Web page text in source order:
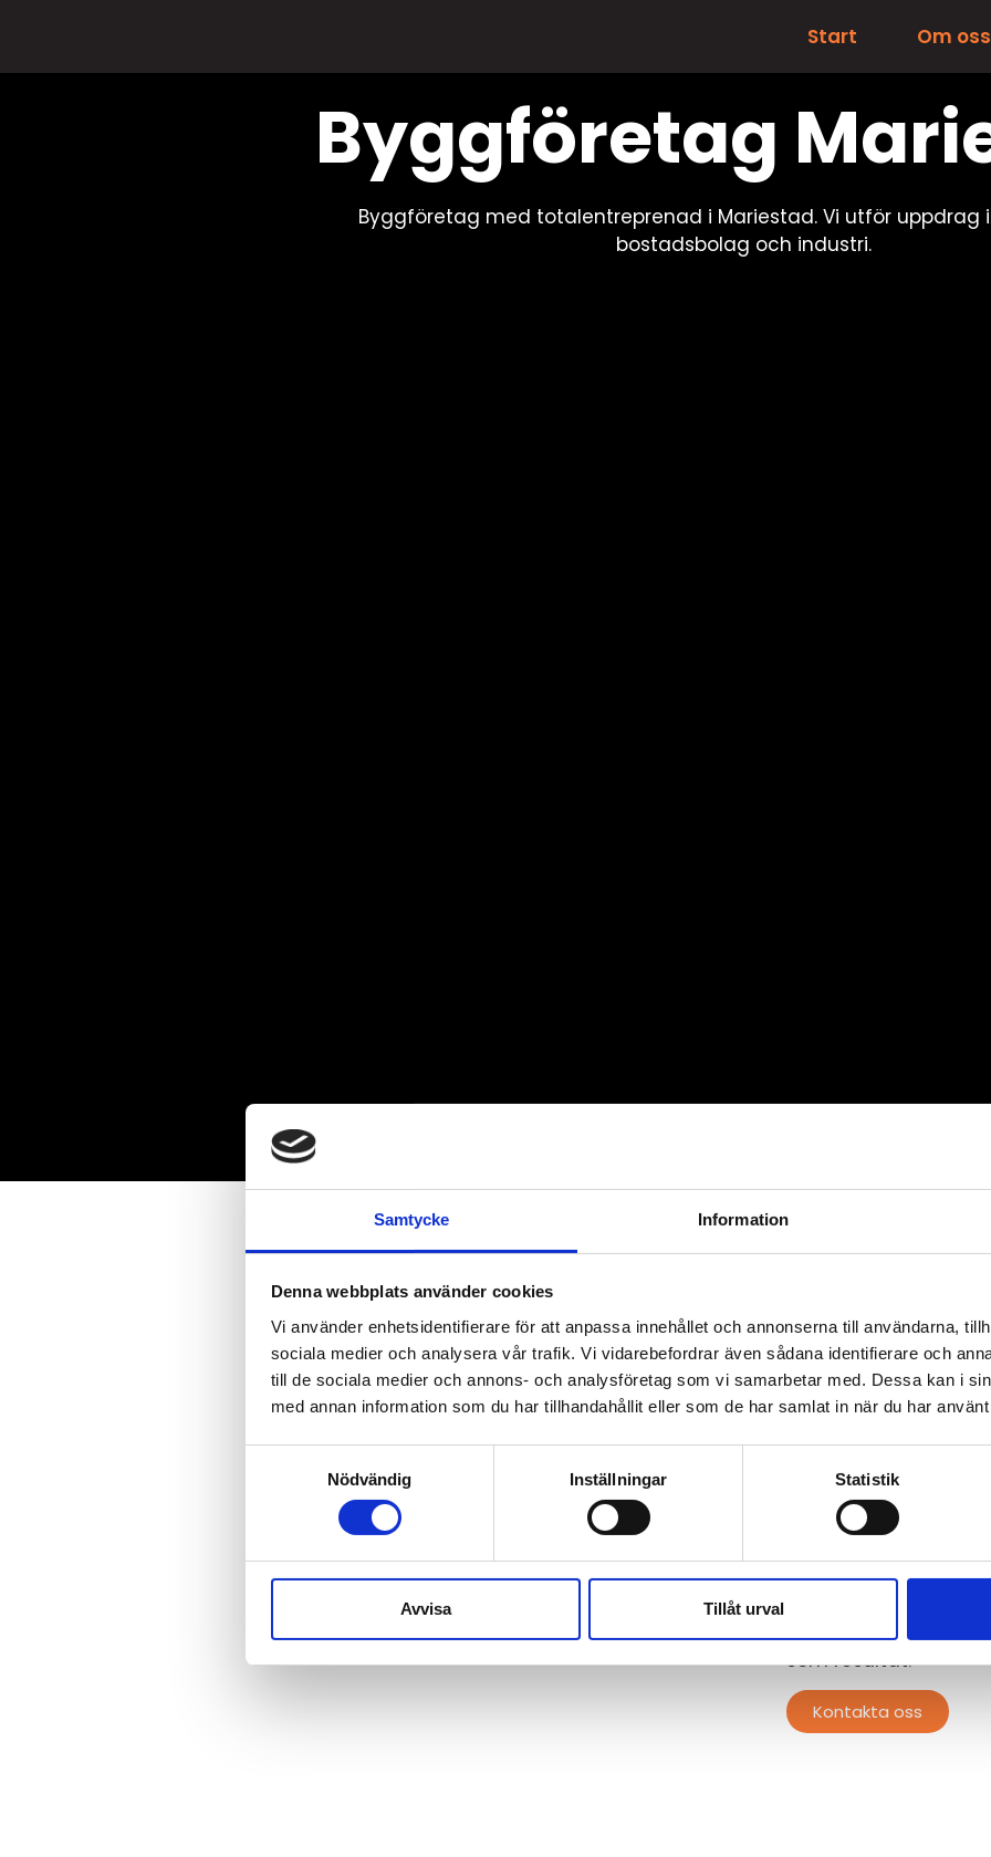
Samtycke Information
Denna webbplats använder cookies
Vi använder enhetsidentifierare för att anpassa innehållet och annonserna till användarna,
sociala medier och analysera vår trafik. Vi vidarebefordrar även sådana identifierare och
till de sociala medier och annons- och analysföretag som vi samarbetar med. Dessa kan i
med annan information som du har tillhandahållit eller som de har samlat in när du har
Nödvändig
Inställningar Statistik
Avvisa Tillåt urval
Start Om oss
Byggföretag
Byggföretag med totalentreprenad i Mariestad. Vi utför uppdrag
bostadsbolag och industri.
Runnäs AB har
1991 arbetat sig
totalentreprenör
främst i området
Vi vänder oss till
främst utfört
såsom Gullspång
som resultat.
Kontakta oss